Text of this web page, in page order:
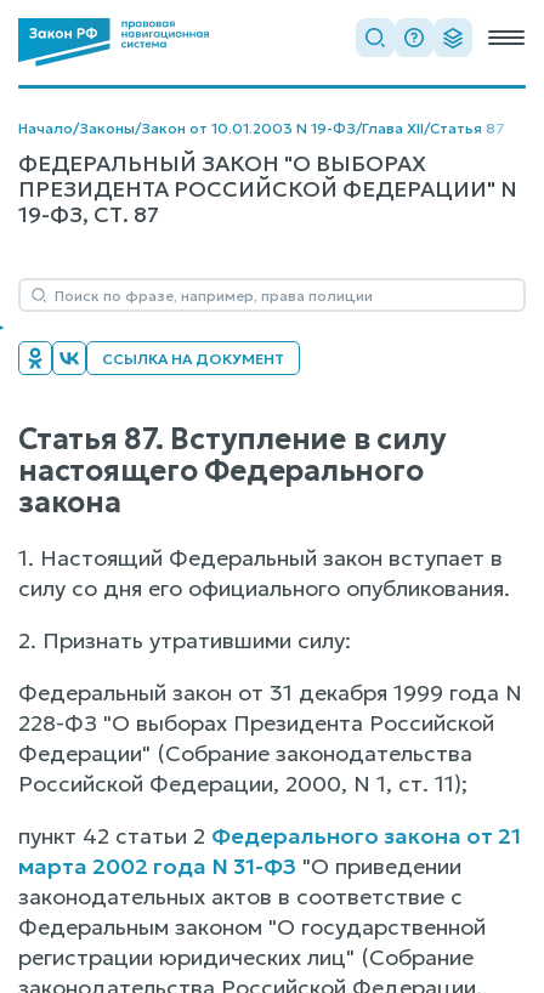
Начало/Законы/Закон от 10.01.2003 N 19-ФЗ/Глава XII/Статья 87
ФЕДЕРАЛЬНЫЙ ЗАКОН "О ВЫБОРАХ
ПРЕЗИДЕНТА РОССИЙСКОЙ ФЕДЕРАЦИИ" N
19-ФЗ, СТ. 87
ССЫЛКА НА ДОКУМЕНТ
Статья 87. Вступление в силу
настоящего Федерального
закона
1. Настоящий Федеральный закон вступает в
силу со дня его официального опубликования.
2. Признать утратившими силу:
Федеральный закон от 31 декабря 1999 года N
228-ФЗ "О выборах Президента Российской
Федерации" (Собрание законодательства
Российской Федерации, 2000, N 1, ст. 11);
пункт 42 статьи 2 Федерального закона от 21
марта 2002 года N 31-ФЗ "О приведении
законодательных актов в соответствие с
Федеральным законом "О государственной
регистрации юридических лиц" (Собрание